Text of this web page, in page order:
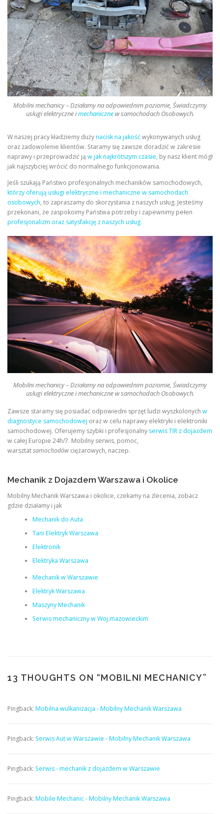
Mobilni mechanicy – Działamy na odpowiednim poziomie, Świadczymy
usługi elektryczne imechanicznew samochodach Osobowych.
W naszej pracy kładziemy dużynacisk na jakośćwykonywanych usług
oraz zadowolenie klientów. Staramy się zawsze doradzić w zakresie
naprawy i przeprowadzić ją w jak najkrótszym czasie, by nasz klient mógł
jak najszybciej wrócić do normalnego funkcjonowania.
Jeśli szukają Państwo profesjonalnych mechaników samochodowych,
którzy oferują usługi elektryczne i mechaniczne w samochodach
osobowych, to zapraszamy do skorzystania z naszych usług. Jesteśmy
przekonani, że zaspokoimy Państwa potrzeby i zapewnimy pełen
profesjonalizm oraz satysfakcję z naszych usług.
Mobilni mechanicy – Działamy na odpowiednim poziomie, Świadczymy
usługi elektryczne i mechaniczne w samochodach Osobowych.
Zawsze staramy się posiadać odpowiedni sprzęt ludzi wyszkolonych w
diagnostyce samochodowej oraz w celu naprawy elektryki i elektroniki
samochodowej. Oferujemy szybki i profesjonalny serwis TIR z dojazdem
w całej Europie 24h/7. Mobilny serwis, pomoc,
warsztatsamochodów ciężarowych, naczep.
Mechanik z Dojazdem Warszawa i Okolice
Mobilny Mechanik Warszawa i okolice, czekamy na zlecenia, zobacz
gdzie działamy i jak
Mechanik do Auta
Tani Elektryk Warszawa
Elektronik
Elektryka Warszawa
Mechanik w Warszawie
Elektryk Warszawa
Maszyny Mechanik
Serwis mechaniczny w Woj.mazowieckim
13 THOUGHTS ON “MOBILNI MECHANICY”
Pingback: Mobilna wulkanizacja - Mobilny Mechanik Warszawa
Pingback: Serwis Aut w Warszawie - Mobilny Mechanik Warszawa
Pingback: Serwis - mechanik z dojazdem w Warszawie
Pingback: Mobile Mechanic - Mobilny Mechanik Warszawa